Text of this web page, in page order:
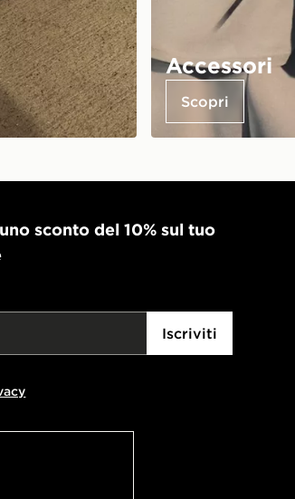
Accessori
Scopri
sconto del 10% sul tuo
Iscriviti